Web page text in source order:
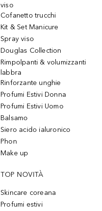
viso
Cofanetto trucchi
Kit & Set Manicure
Spray viso
Douglas Collection
Rimpolpanti & volumizzanti
labbra
Rinforzante unghie
Profumi Estivi Donna
Profumi Estivi Uomo
Balsamo
Siero acido ialuronico
Phon
Make up
TOP NOVITÀ
Skincare coreana
Profumi estivi